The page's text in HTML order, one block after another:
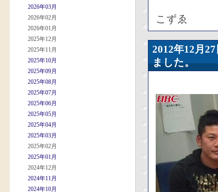
2026年03月
2026年02月
2026年01月
2025年12月
2025年11月
2025年10月
2025年09月
2025年08月
2025年07月
2025年06月
2025年05月
2025年04月
2025年03月
2025年02月
2025年01月
2024年12月
2024年11月
2024年10月
こずゑ
2012年12
ました。